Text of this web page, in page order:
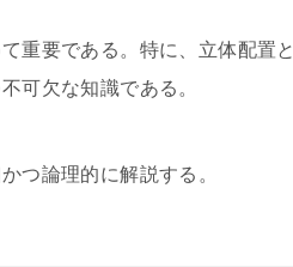
重要である。特に、立体配置と
可欠な知識である。
つ論理的に解説する。